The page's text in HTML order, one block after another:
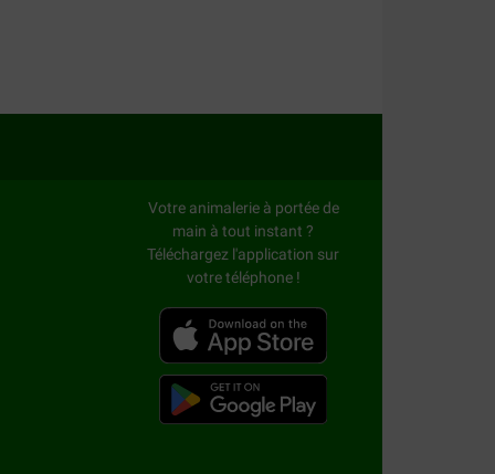
Votre animalerie à portée de
main à tout instant ?
Téléchargez l'application sur
votre téléphone !